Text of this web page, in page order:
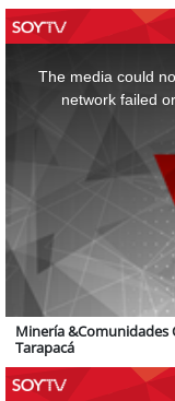
The media could
network failed
Minería &Comunidades
Tarapacá